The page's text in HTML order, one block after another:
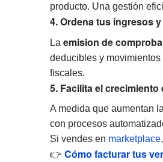
producto. Una gestión
4. Ordena tus ingresos
La emision de
deducibles y
fiscales.
5. Facilita el crecimiento
A medida que aumentan
con procesos
Si vendes en marketplace
👉 Cómo facturar tus